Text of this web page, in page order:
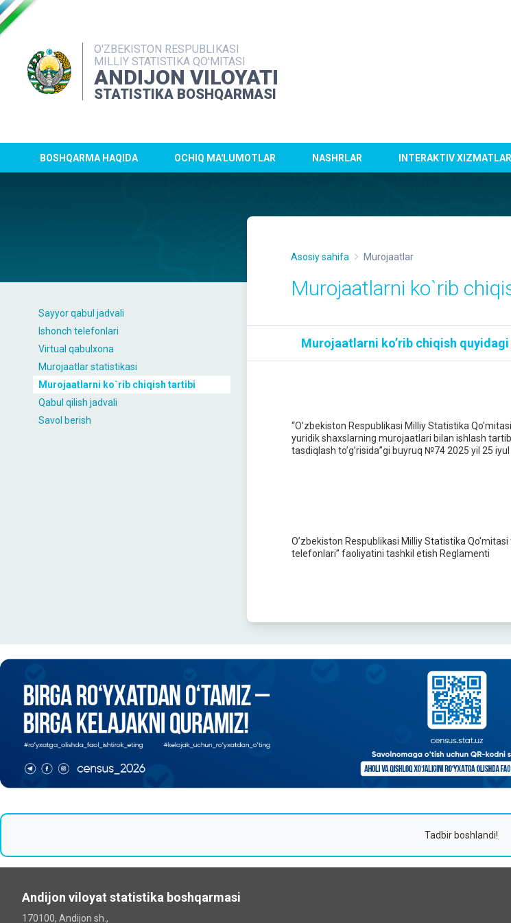
O'ZBEKISTON RESPUBLIKASI
MILLIY STATISTIKA QO'MITASI
ANDIJON VILOYATI
STATISTIKA BOSHQARMASI
BOSHQARMA HAQIDA OCHIQ MA'LUMOTLAR NASHRLAR INTERAKTIV XIZMATLAR
Sayyor qabul jadvali
Ishonch telefonlari
Virtual qabulxona
Murojaatlar statistikasi
Murojaatlarni ko`rib chiqish tartibi
Qabul qilish jadvali
Savol berish
Asosiy sahifa Murojaatlar
Murojaatlarni ko`rib
Murojaatlarni ko’rib chiqish
“O’zbekiston Respublikasi Milliy Statistika
yuridik shaxslarning murojaatlari bilan ishlash
tasdiqlash to’g’risida”gi buyruq №74 2025 yil 25 iyul
O’zbekiston Respublikasi Milliy Statistika
telefonlari” faoliyatini tashkil etish Reglamenti
Tadbir boshlandi!
Andijon viloyat statistika boshqarmasi
170100, Andijon sh.,